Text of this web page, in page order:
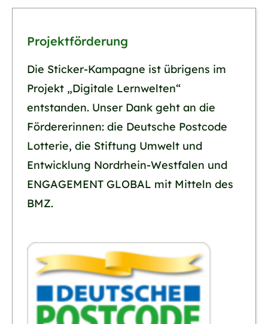
Projektförderung
Die Sticker-Kampagne ist übrigens im
Projekt „Digitale Lernwelten“
entstanden. Unser Dank geht an die
Fördererinnen: die Deutsche Postcode
Lotterie, die Stiftung Umwelt und
Entwicklung Nordrhein-Westfalen und
ENGAGEMENT GLOBAL mit Mitteln des
BMZ.